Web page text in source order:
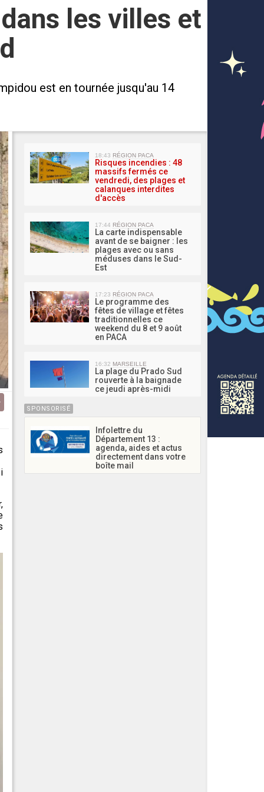
les villes et
est en tournée jusqu'au 14
18:43 RÉGION PACA
Risques incendies : 48
massifs fermés ce
vendredi, des plages et
calanques interdites
d'accès
17:44 RÉGION PACA
La carte indispensable
avant de se baigner : les
plages avec ou sans
méduses dans le Sud-
Est
17:23 RÉGION PACA
Le programme des
fêtes de village et fêtes
traditionnelles ce
weekend du 8 et 9 août
en PACA
16:32 MARSEILLE
La plage du Prado Sud
rouverte à la baignade
ce jeudi après-midi
SPONSORISÉ
Infolettre du
Département 13 :
agenda, aides et actus
directement dans votre
boîte mail